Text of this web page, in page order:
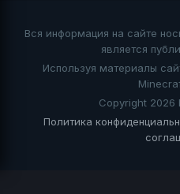
Вся информация на сайте
является
Используя материалы
Copyright 2026
Политика